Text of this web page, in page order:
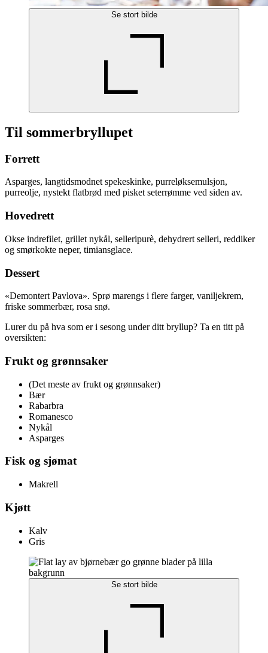
Se stort bilde
Til sommerbryllupet
Forrett
Asparges, langtidsmodnet spekeskinke, purreløksemulsjon,
purreolje, nystekt flatbrød med pisket seterrømme ved siden av.
Hovedrett
Okse indrefilet, grillet nykål, selleripurè, dehydrert selleri, reddiker
og smørkokte neper, timiansglace.
Dessert
«Demontert Pavlova». Sprø marengs i flere farger, vaniljekrem,
friske sommerbær, rosa snø.
Lurer du på hva som er i sesong under ditt bryllup? Ta en titt på
oversikten:
Frukt og grønnsaker
(Det meste av frukt og grønnsaker)
Bær
Rabarbra
Romanesco
Nykål
Asparges
Fisk og sjømat
Makrell
Kjøtt
Kalv
Gris
Se stort bilde